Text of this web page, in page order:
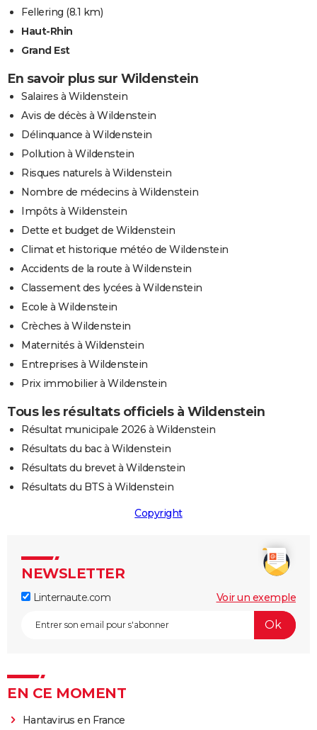
Fellering (8.1 km)
Haut-Rhin
Grand Est
En savoir plus sur Wildenstein
Salaires à Wildenstein
Avis de décès à Wildenstein
Délinquance à Wildenstein
Pollution à Wildenstein
Risques naturels à Wildenstein
Nombre de médecins à Wildenstein
Impôts à Wildenstein
Dette et budget de Wildenstein
Climat et historique météo de Wildenstein
Accidents de la route à Wildenstein
Classement des lycées à Wildenstein
Ecole à Wildenstein
Crèches à Wildenstein
Maternités à Wildenstein
Entreprises à Wildenstein
Prix immobilier à Wildenstein
Tous les résultats officiels à Wildenstein
Résultat municipale 2026 à Wildenstein
Résultats du bac à Wildenstein
Résultats du brevet à Wildenstein
Résultats du BTS à Wildenstein
Copyright
NEWSLETTER
Linternaute.com Voir un exemple
EN CE MOMENT
Hantavirus en France